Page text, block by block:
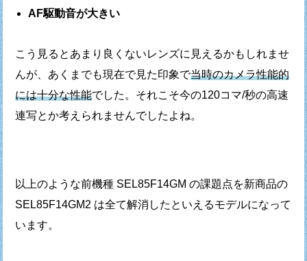
AF駆動音が大きい
こう見るとあまり良くないレンズに見えるかもしれませ
んが、 あくまでも現在で見た印象で当時のカメラ性能的
には十分な性能でした。 それこそ今の120コマ/秒の高速
連写とか考えられませんでしたよね。
以上のような前機種 SEL85F14GM の課題点を新商品の
SEL85F14GM2 は全て解消したといえるモデルになって
います。